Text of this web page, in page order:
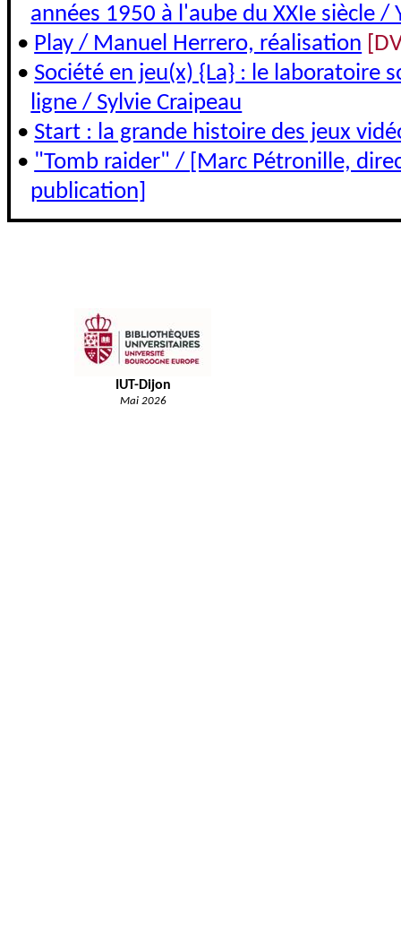
années 1950 à l'aube du XXIe siècle /
• Play / Manuel Herrero, réalisation
• Société en jeu(x) {La} : le laboratoire
ligne / Sylvie Craipeau
• Start : la grande histoire des jeux
• "Tomb raider" / [Marc Pétronille,
publication]
IUT-Dijon
Mai 2026